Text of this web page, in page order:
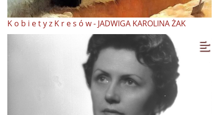
K o b i e t y z K r e s ó w - JADWIGA KAROLINA ŻAK